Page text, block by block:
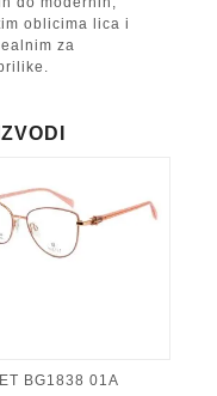
oblicima lica i
za
BG1838 01A